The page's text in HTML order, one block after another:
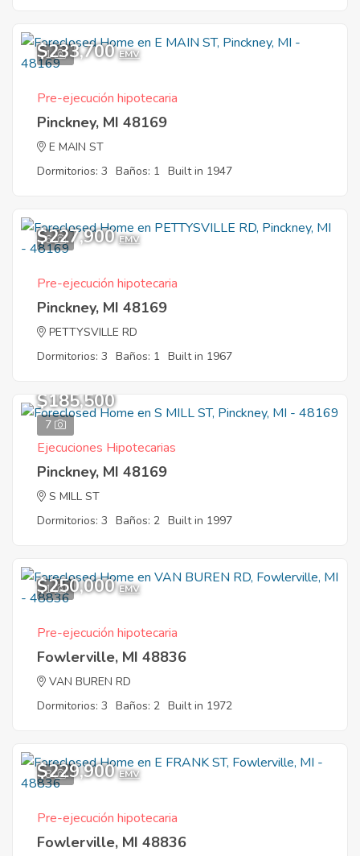
1
$233,700 EMV
Pre-ejecución hipotecaria
Pinckney, MI 48169
E MAIN ST
Dormitorios: 3 Baños: 1 Built in 1947
6
$227,900 EMV
Pre-ejecución hipotecaria
Pinckney, MI 48169
PETTYSVILLE RD
Dormitorios: 3 Baños: 1 Built in 1967
7
$185,500
Ejecuciones Hipotecarias
Pinckney, MI 48169
S MILL ST
Dormitorios: 3 Baños: 2 Built in 1997
1
$250,000 EMV
Pre-ejecución hipotecaria
Fowlerville, MI 48836
VAN BUREN RD
Dormitorios: 3 Baños: 2 Built in 1972
8
$229,900 EMV
Pre-ejecución hipotecaria
Fowlerville, MI 48836